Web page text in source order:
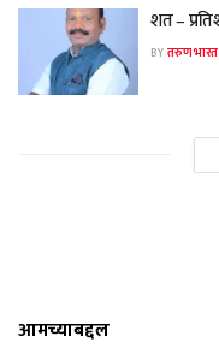
शत –
BYतरुण भारत
आमच्याबद्दल